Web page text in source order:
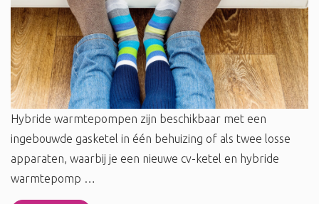
Hybride warmtepompen zijn beschikbaar met een
ingebouwde gasketel in één behuizing of als twee losse
apparaten, waarbij je een nieuwe cv-ketel en hybride
warmtepomp …